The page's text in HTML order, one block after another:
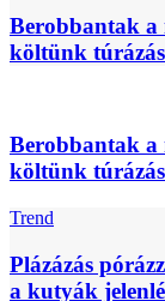
Berobbantak a
költünk
Berobbantak a
költünk
Trend
Plázázás
a kutyák